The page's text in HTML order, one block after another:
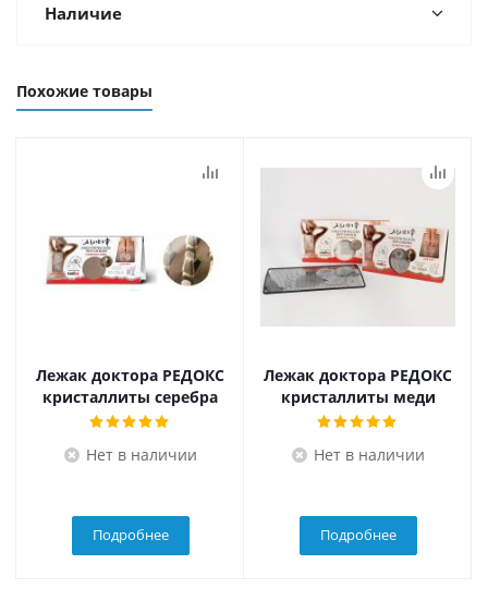
Наличие
Похожие товары
Лежак доктора РЕДОКС
кристаллиты серебра
Нет в наличии
Подробнее
Лежак доктора РЕДОКС
кристаллиты меди
Нет в наличии
Подробнее